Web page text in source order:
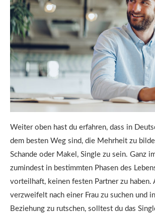
Weiter oben hast du erfahren, dass in
dem besten Weg sind, die Mehrheit zu
Schande oder Makel, Single zu sein. Ganz
zumindest in bestimmten Phasen des
vorteilhaft, keinen festen Partner zu haben.
verzweifelt nach einer Frau zu suchen und
Beziehung zu rutschen, solltest du das